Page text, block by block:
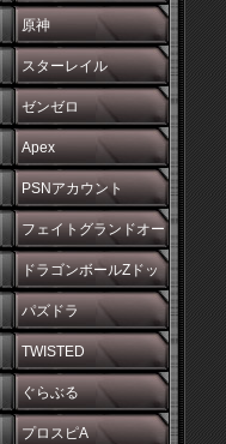
原神
スターレイル
ゼンゼロ
Apex
PSNアカウント
フェイトグランドオー
ダー
ドラゴンボールZドッ
カンバトル
パズドラ
TWISTED
WONDERLAND
ぐらぶる
プロスピA